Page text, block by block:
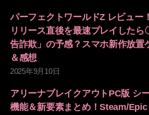
パーフェクトワールドZ レビュー
リリース直後を最速プレイしたら
告詐欺」の予感？スマホ新作放置
＆感想
2025年9月10日
アリーナブレイクアウトPC版 シ
機能＆新要素まとめ！Steam/